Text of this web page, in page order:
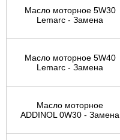
Масло моторное 5W30
Lemarc - Замена
Масло моторное 5W40
Lemarc - Замена
Масло моторное
ADDINOL 0W30 - Замена